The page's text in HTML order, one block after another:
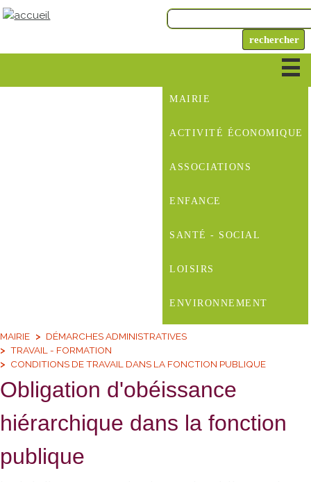
MAIRIE
ACTIVITÉ ÉCONOMIQUE
ASSOCIATIONS
ENFANCE
SANTÉ - SOCIAL
LOISIRS
ENVIRONNEMENT
MAIRIE
DÉMARCHES ADMINISTRATIVES
TRAVAIL - FORMATION
CONDITIONS DE TRAVAIL DANS LA FONCTION PUBLIQUE
Obligation d'obéissance
hiérarchique dans la fonction
publique